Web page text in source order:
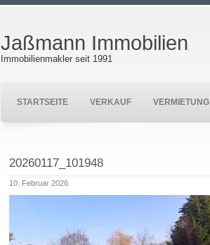
Jaßmann Immobilien
Immobilienmakler seit 1991
STARTSEITE VERKAUF VERMIETUNG
20260117_101948
10. Februar 2026